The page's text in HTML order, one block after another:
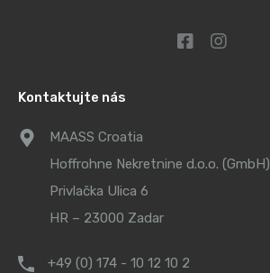
Kontaktujte nás
MAASS Croatia
Hoffrohne Nekretnine d.o.o. (GmbH)
Privlačka Ulica 6
HR – 23000 Zadar
+49 (0) 174 - 10 12 10 2